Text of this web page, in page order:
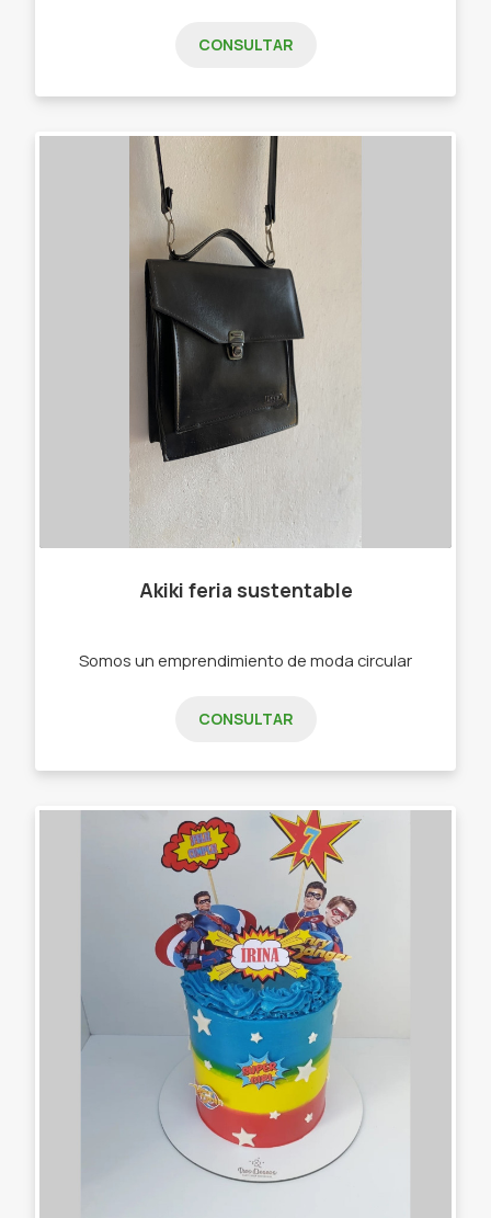
CONSULTAR
Akiki feria sustentable
Somos un emprendimiento de moda circular
CONSULTAR